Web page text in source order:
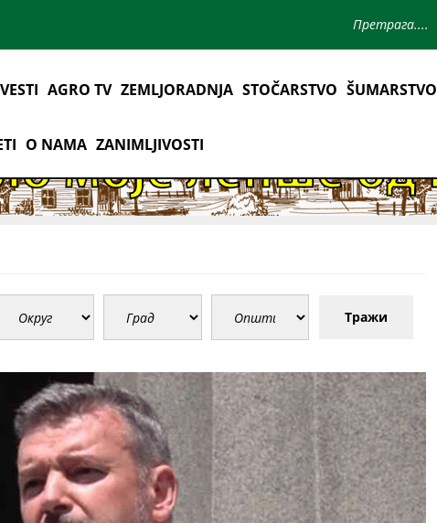
VESTI AGRO TV ZEMLJORADNJA STOČARSTVO ŠUMARSTVO
O NAMA ZANIMLJIVOSTI
Тражи